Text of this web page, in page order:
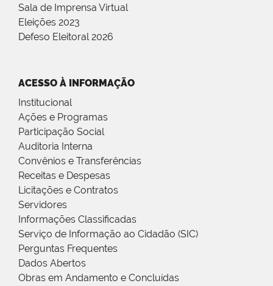
Sala de Imprensa Virtual
Eleições 2023
Defeso Eleitoral 2026
ACESSO À INFORMAÇÃO
Institucional
Ações e Programas
Participação Social
Auditoria Interna
Convênios e Transferências
Receitas e Despesas
Licitações e Contratos
Servidores
Informações Classificadas
Serviço de Informação ao Cidadão (SIC)
Perguntas Frequentes
Dados Abertos
Obras em Andamento e Concluídas